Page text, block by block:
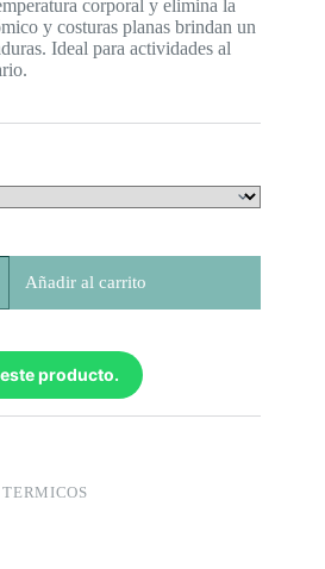
corporal y elimina la
y costuras planas brindan un
Ideal para actividades al
Añadir al carrito
producto.